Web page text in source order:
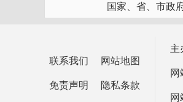
国家、省、市政
联系我们 网站地图
免责声明 隐私条款
主
网
网